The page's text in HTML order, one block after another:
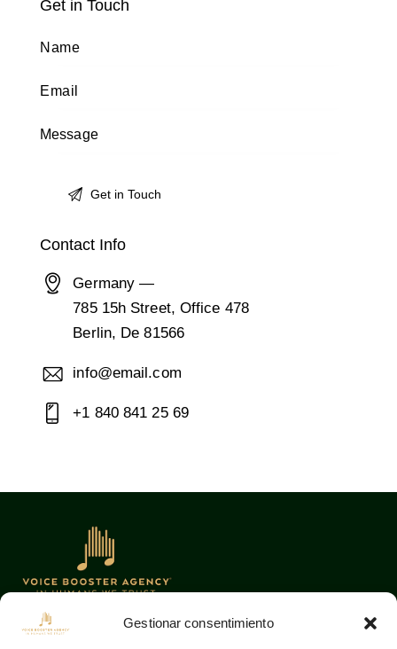
Gestionar consentimiento
Get in Touch
Contact Info
Germany —
785 15h Street, Office 478
Berlin, De 81566
info@email.com
+1 840 841 25 69